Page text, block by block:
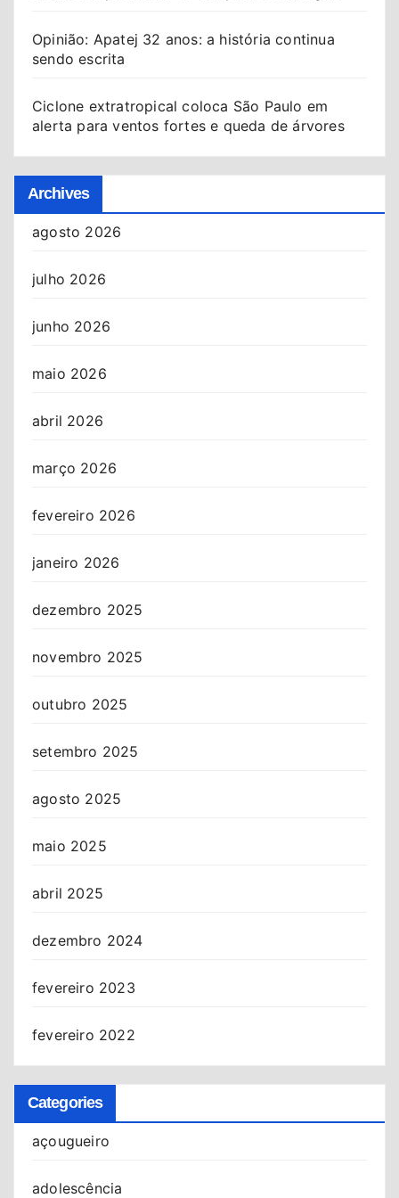
Opinião: Apatej 32 anos: a história continua
sendo escrita
Ciclone extratropical coloca São Paulo em
alerta para ventos fortes e queda de árvores
Archives
agosto 2026
julho 2026
junho 2026
maio 2026
abril 2026
março 2026
fevereiro 2026
janeiro 2026
dezembro 2025
novembro 2025
outubro 2025
setembro 2025
agosto 2025
maio 2025
abril 2025
dezembro 2024
fevereiro 2023
fevereiro 2022
Categories
açougueiro
adolescência